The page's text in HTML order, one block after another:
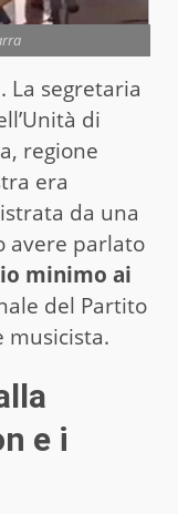
La segretaria
di
regione
era
da una
avere parlato
minimo ai
del Partito
musicista.
e i